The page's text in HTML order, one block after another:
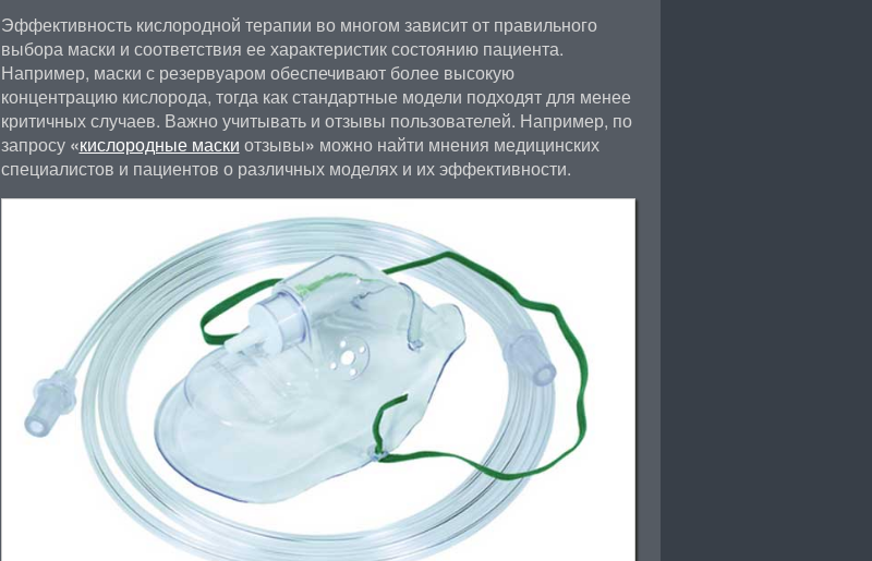
Эффективность кислородной терапии во многом зависит от правильного
выбора маски и соответствия ее характеристик состоянию пациента.
Например, маски с резервуаром обеспечивают более высокую
концентрацию кислорода, тогда как стандартные модели подходят для менее
критичных случаев. Важно учитывать и отзывы пользователей. Например, по
запросу «кислородные маски отзывы» можно найти мнения медицинских
специалистов и пациентов о различных моделях и их эффективности.